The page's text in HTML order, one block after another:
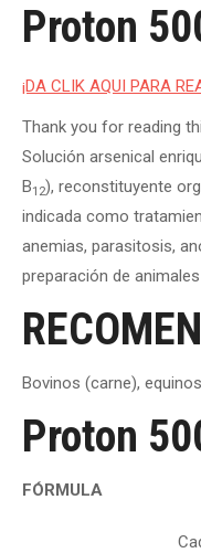
Proton
¡DA CLIK AQUI PARA
Thank you for reading
Solución arsenical
B12), reconstituyente
indicada como
anemias, parasitosis,
preparación de
Bovinos (carne),
Proton
FÓRMULA